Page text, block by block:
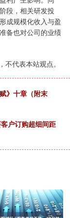
段，相关研发投
成规模化收入与盈
备也对公司的业绩
代表本站观点。
》十章（附末
户订购超细间距